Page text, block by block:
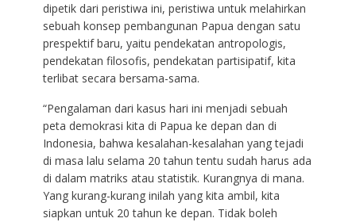
dipetik dari peristiwa ini, peristiwa untuk melahirkan
sebuah konsep pembangunan Papua dengan satu
prespektif baru, yaitu pendekatan antropologis,
pendekatan filosofis, pendekatan partisipatif, kita
terlibat secara bersama-sama.
“Pengalaman dari kasus hari ini menjadi sebuah
peta demokrasi kita di Papua ke depan dan di
Indonesia, bahwa kesalahan-kesalahan yang tejadi
di masa lalu selama 20 tahun tentu sudah harus ada
di dalam matriks atau statistik. Kurangnya di mana.
Yang kurang-kurang inilah yang kita ambil, kita
siapkan untuk 20 tahun ke depan. Tidak boleh